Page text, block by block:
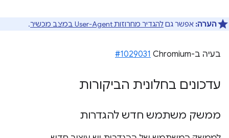
הערה: אפשר גםלהגדיר מחרוזות User-Agent במצב מכשיר .
בעיה ב-Chromium‏ #1029031
עדכונים בחלונית הביקורות
ממשק משתמש חדש להגדרות